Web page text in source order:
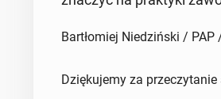
Bartłomiej Niedziński /
Dziękujemy za